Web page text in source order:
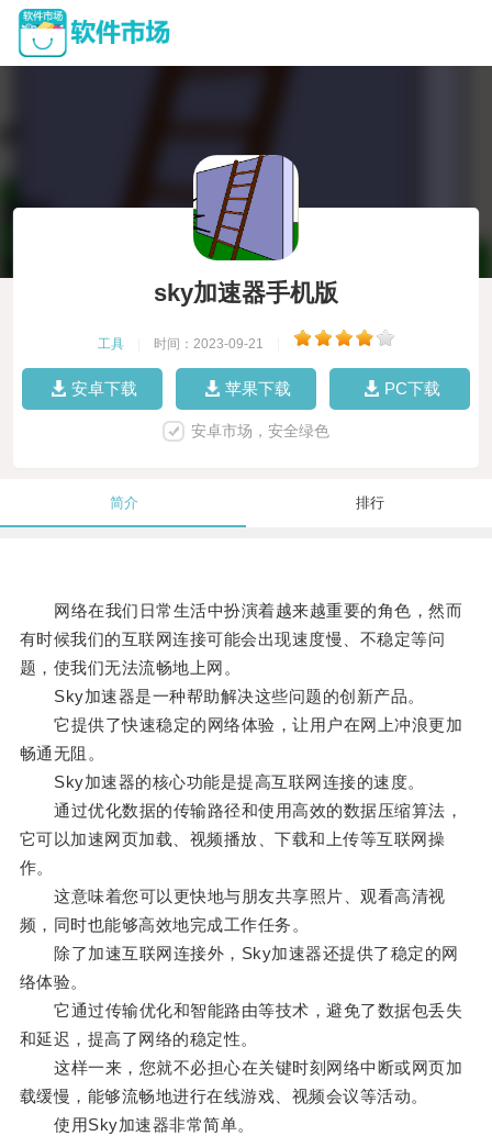
sky加速器手机版
工具 时间：2023-09-21
安卓下载 苹果下载 PC下载
安卓市场，安全绿色
简介 排行
网络在我们日常生活中扮演着越来越重要的角色，然而
有时候我们的互联网连接可能会出现速度慢、不稳定等问
题，使我们无法流畅地上网。
Sky加速器是一种帮助解决这些问题的创新产品。
它提供了快速稳定的网络体验，让用户在网上冲浪更加
畅通无阻。
Sky加速器的核心功能是提高互联网连接的速度。
通过优化数据的传输路径和使用高效的数据压缩算法，
它可以加速网页加载、视频播放、下载和上传等互联网操
作。
这意味着您可以更快地与朋友共享照片、观看高清视
频，同时也能够高效地完成工作任务。
除了加速互联网连接外，Sky加速器还提供了稳定的网
络体验。
它通过传输优化和智能路由等技术，避免了数据包丢失
和延迟，提高了网络的稳定性。
这样一来，您就不必担心在关键时刻网络中断或网页加
载缓慢，能够流畅地进行在线游戏、视频会议等活动。
使用Sky加速器非常简单。